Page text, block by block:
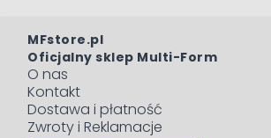
MFstore.pl
Oficjalny sklep Multi-Form
O nas
Kontakt
Dostawa i płatność
Zwroty i Reklamacje